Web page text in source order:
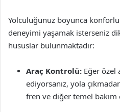
Yolculuğunuz boyunca
deneyimi yaşamak isterseniz
hususlar bulunmaktadır:
Araç Kontrolü: Eğer özel
ediyorsanız, yola
fren ve diğer temel